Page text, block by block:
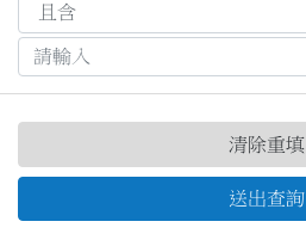
送出查詢
清除重填